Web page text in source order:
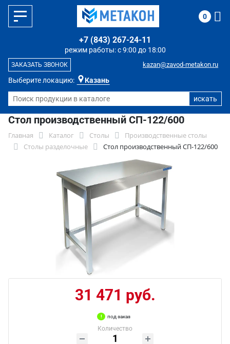
Выберите локацию: Казань
режим работы: с 9:00 до 18:00
+7 (843) 267-24-11
kazan@zavod-metakon.ru
ЗАКАЗАТЬ ЗВОНОК
0
Стол производственный СП-122/600
Главная Каталог Столы
Производственные столы
Столы разделочные
Стол производственный СП-122/600
31 471 руб.
под заказ
Количество